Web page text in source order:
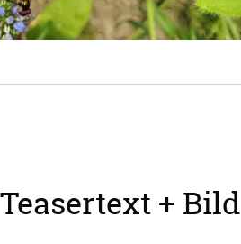
+ Bild